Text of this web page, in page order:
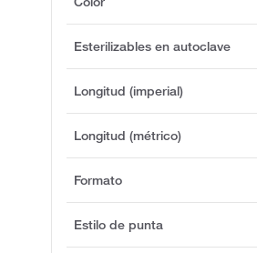
Esterilizables en autoclave
Longitud (imperial)
Longitud (métrico)
Formato
Estilo de punta